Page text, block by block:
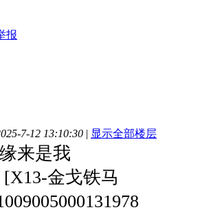
报
7-12 13:10:30 | 显示全部楼层
来是我
[X13-金戈铁马